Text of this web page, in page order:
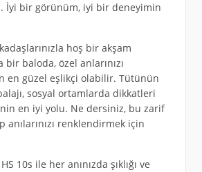
İyi bir görünüm, iyi bir deneyimin
hoş bir akşam
baloda, özel anlarınızı
en güzel eşlikçi olabilir. Tütünün
sosyal ortamlarda dikkatleri
en iyi yolu. Ne dersiniz, bu zarif
anılarınızı renklendirmek için
10s ile her anınızda şıklığı ve